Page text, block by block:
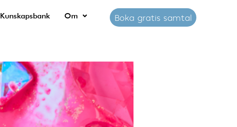
Kunskapsbank Om Boka gratis samtal